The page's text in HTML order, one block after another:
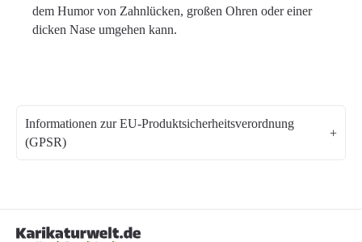
dem Humor von Zahnlücken, großen Ohren oder einer
dicken Nase umgehen kann.
Informationen zur EU-Produktsicherheitsverordnung
(GPSR)